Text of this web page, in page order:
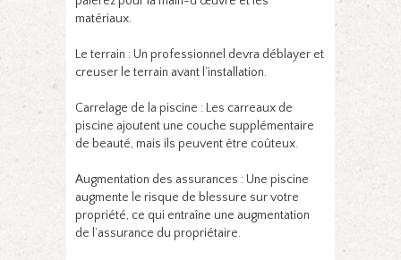
matériaux.
Le terrain : Un professionnel devra déblayer et
creuser le terrain avant l’installation.
Carrelage de la piscine : Les carreaux de
piscine ajoutent une couche supplémentaire
de beauté, mais ils peuvent être coûteux.
Augmentation des assurances : Une piscine
augmente le risque de blessure sur votre
propriété, ce qui entraîne une augmentation
de l’assurance du propriétaire.